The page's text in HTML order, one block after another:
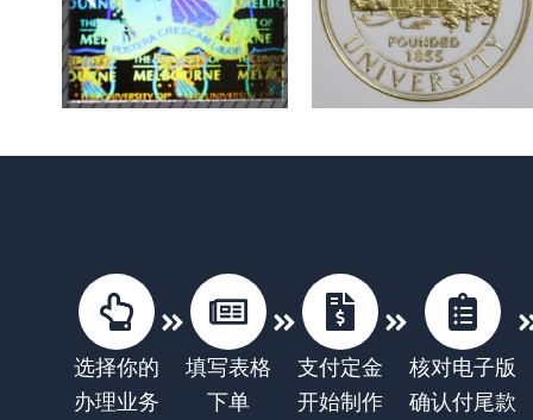
选择你的
办理业务
填写表格
下单
支付定金
开始制作
核对电子版
确认付尾款